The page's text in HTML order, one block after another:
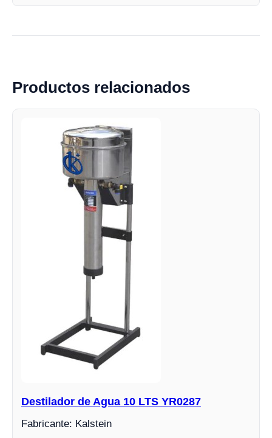
Productos relacionados
Destilador de Agua 10 LTS YR0287
Fabricante: Kalstein